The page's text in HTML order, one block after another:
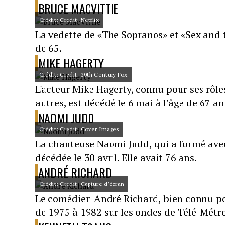
BRUCE MACVITTIE
Crédit: Credit: Netflix
La vedette de «The Sopranos» et «Sex
de 65.
MIKE HAGERTY
Crédit: Credit: 20th Century Fox
L'acteur Mike Hagerty, connu pour ses
autres, est décédé le 6 mai à l'âge de 67
NAOMI JUDD
Crédit: Credit: Cover Images
La chanteuse Naomi Judd, qui a formé
décédée le 30 avril. Elle avait 76 ans.
ANDRÉ RICHARD
Crédit: Credit: Capture d'écran
Le comédien André Richard, bien connu
de 1975 à 1982 sur les ondes de Télé-